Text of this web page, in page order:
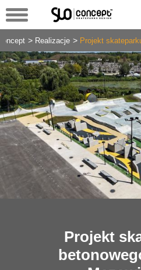
Realizacje Projekt
Projekt